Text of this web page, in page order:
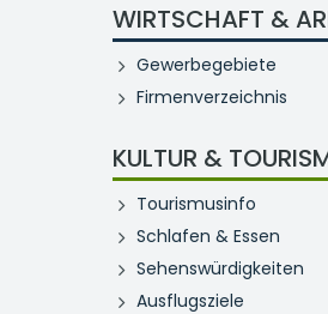
WIRTSCHAFT &
Gewerbegebiete
Firmenverzeichnis
KULTUR &
Tourismusinfo
Schlafen & Essen
Sehenswürdigkeiten
Ausflugsziele